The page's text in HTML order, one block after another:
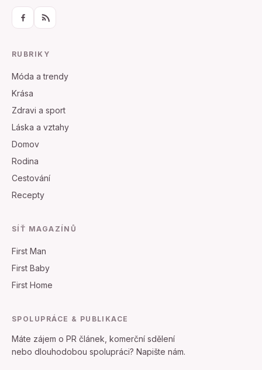
RUBRIKY
Móda a trendy
Krása
Zdravi a sport
Láska a vztahy
Domov
Rodina
Cestování
Recepty
SÍŤ MAGAZÍNŮ
First Man
First Baby
First Home
SPOLUPRÁCE & PUBLIKACE
Máte zájem o PR článek, komerční sdělení
nebo dlouhodobou spolupráci? Napište nám.